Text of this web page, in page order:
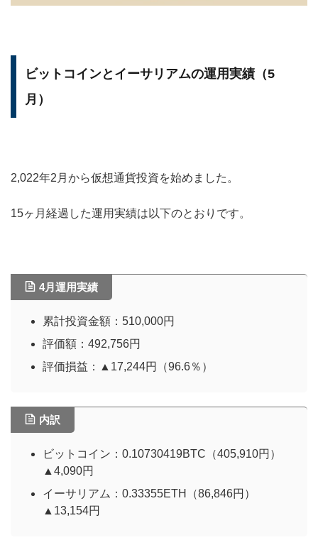
ビットコインとイーサリアムの運用実績（5
月）
2,022年2月から仮想通貨投資を始めました。
15ヶ月経過した運用実績は以下のとおりです。
4月運用実績
累計投資金額：510,000円
評価額：492,756円
評価損益：▲17,244円（96.6％）
内訳
ビットコイン：0.10730419BTC（405,910円）
▲4,090円
イーサリアム：0.33355ETH（86,846円）
▲13,154円